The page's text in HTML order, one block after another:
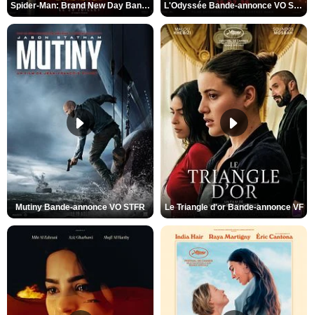
Spider-Man: Brand New Day Bande-annonce VO STFR L'Odyssée Bande-annonce VO STFR
Mutiny Bande-annonce VO STFR Le Triangle d'or Bande-annonce VF